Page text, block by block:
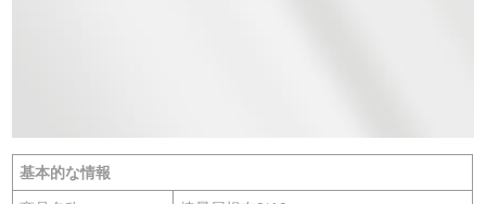
基本的な情報